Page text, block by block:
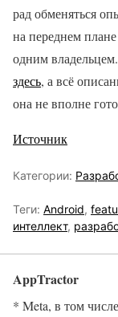
рад обменяться
на переднем
одним
здесь, а всё
она не вполне
Источник
Категории:
Теги: Android,
интеллект,
AppTractor
* Meta, в том